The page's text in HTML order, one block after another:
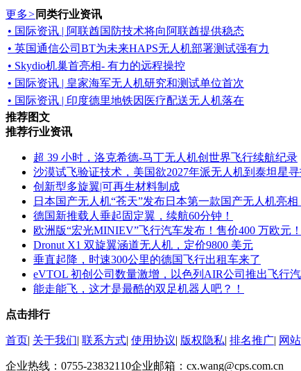
更多> 同类行业资讯
• 国际资讯 | 阿联酋国防技术将向阿联酋提供稳态
• 英国通信公司BT为未来HAPS无人机部署测试强有力
• Skydio机巢首亮相- 有力的远程操控
• 国际资讯 | 皇家海军无人机研究和测试单位首次
• 国际资讯 | 印度德里地铁因医疗配送无人机落在
推荐图文
推荐行业资讯
超 39 小时，洛克希德-马丁无人机创世界飞行续航纪录
沙漠试飞验证技术，美国欲2027年派无人机到泰坦星
创新型多旋翼|可再生材料制成
日本国产无人机“苍天”发布日本第一款国产无人机亮
德国新推载人垂起固定翼，续航60分钟！
欧洲版“宏光MINIEV”飞行汽车发布！售价400 万欧元！
Dronut X1 双旋翼涵道无人机，定价9800 美元
垂直起降，时速300公里的德国飞行出租车来了
eVTOL 初创公司数量激增，以色列AIR公司推出飞行
能走能飞，这才是最酷的双足机器人吧？！
点击排行
首页| 关于我们| 联系方式| 使用协议| 版权隐私| 排名推广| 网
企业热线：0755-23832110企业邮箱：cx.wang@cps.com.cn